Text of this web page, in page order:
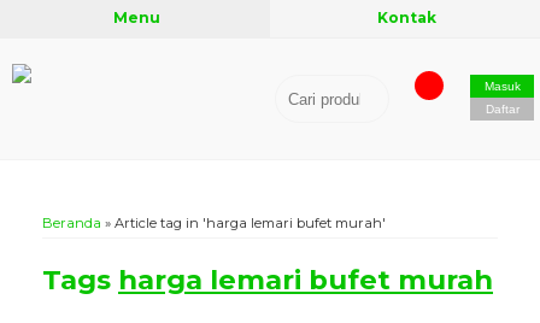
Menu Kontak
Masuk
Daftar
Beranda » Article tag in 'harga lemari bufet murah'
Tags harga lemari bufet murah